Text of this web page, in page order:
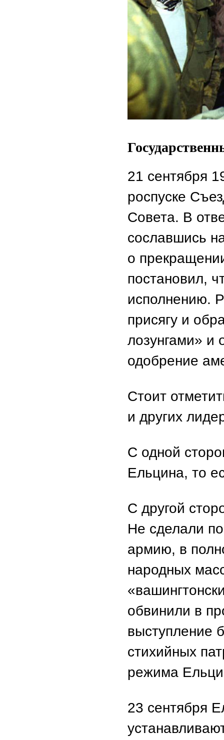
21 сентября
роспуске
Совета. В
сославшись
о
постановил,
исполнению.
присягу и
лозунгами» и
одобрение
Стоит
и других
С одной
Ельцина, то
С другой
Не сделали
армию, в
народных
обвинили в
выступление
стихийных
режима
23 сентября